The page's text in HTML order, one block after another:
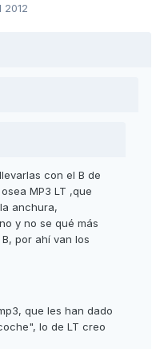
2012
con el B de
MP3 LT ,que
anchura,
y no se qué más
por ahí van los
que les han dado
lo de LT creo